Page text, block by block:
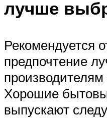
лучше
Рекомендуется
предпочтение
Хорошие
выпускают